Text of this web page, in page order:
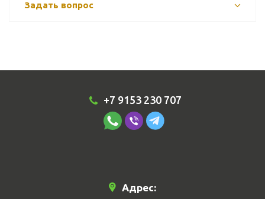
Задать вопрос
+7 9153 230 707
Адрес: